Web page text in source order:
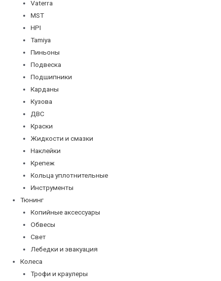
Vaterra
MST
HPI
Tamiya
Пиньоны
Подвеска
Подшипники
Карданы
Кузова
ДВС
Краски
Жидкости и смазки
Наклейки
Крепеж
Кольца уплотнительные
Инструменты
Тюнинг
Копийные аксессуары
Обвесы
Свет
Лебедки и эвакуация
Колеса
Трофи и краулеры